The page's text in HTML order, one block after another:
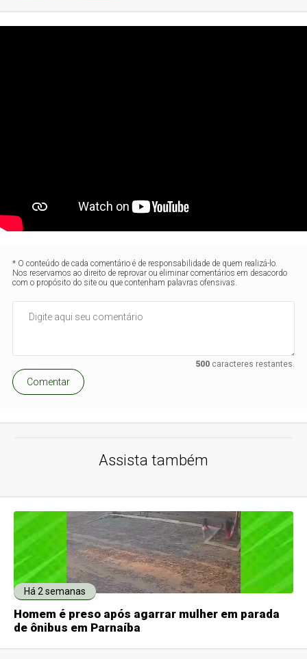
* O conteúdo de cada comentário é de responsabilidade de quem realizá-lo.
Nos reservamos ao direito de reprovar ou eliminar comentários em desacordo
com o propósito do site ou que contenham palavras ofensivas.
500caracteres restantes.
Comentar
Assista também
Há 2 semanas
Homem é preso após agarrar mulher em parada
de ônibus em Parnaíba